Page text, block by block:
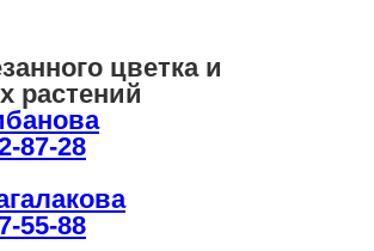
цветка и
растений
87-28
55-88